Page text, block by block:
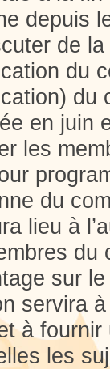
depuis
de
du
du
en juin
les
du
lieu à
du
sur
servira
à
les